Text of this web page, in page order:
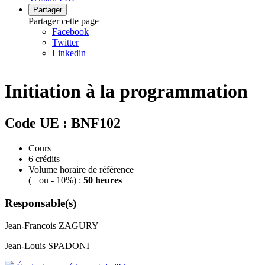
Partager
Partager cette page
Facebook
Twitter
Linkedin
Initiation à la programmation
Code UE : BNF102
Cours
6 crédits
Volume horaire de référence
(+ ou - 10%) : 50 heures
Responsable(s)
Jean-Francois ZAGURY
Jean-Louis SPADONI